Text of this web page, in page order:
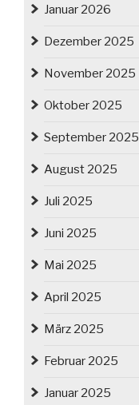
Januar 2026
Dezember 2025
November 2025
Oktober 2025
September 2025
August 2025
Juli 2025
Juni 2025
Mai 2025
April 2025
März 2025
Februar 2025
Januar 2025